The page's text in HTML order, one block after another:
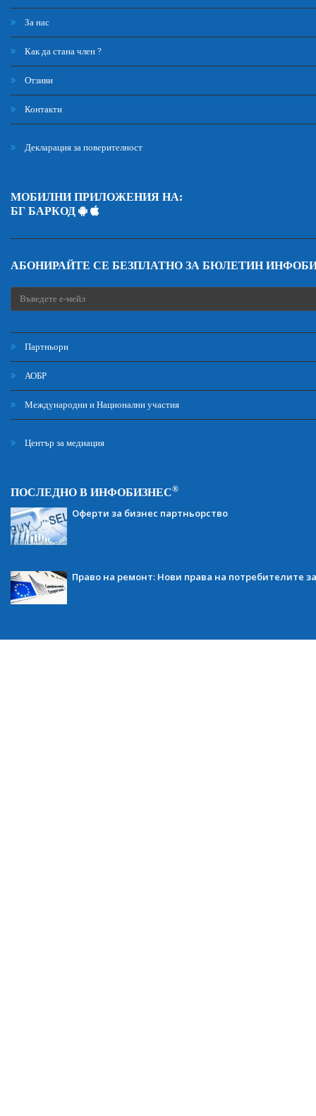
За нас
Как да стана член ?
Отзиви
Контакти
Декларация за поверителност
МОБИЛНИ ПРИЛОЖЕНИЯ НА:
БГ БАРКОД
АБОНИРАЙТЕ СЕ БЕЗПЛАТНО ЗА БЮЛЕТИН
Партньори
АОБР
Международни и Национални участия
Център за медиация
ПОСЛЕДНО В ИНФОБИЗНЕС®
Оферти за бизнес партньорство
Право на ремонт: Нови права на потребителите